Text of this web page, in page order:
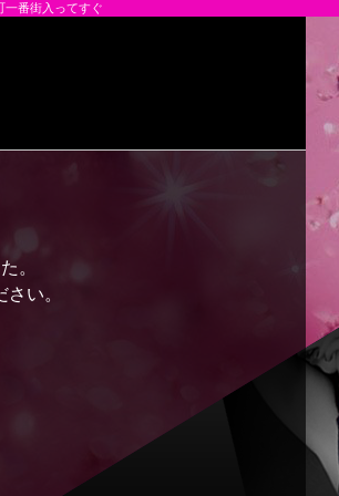
番街入ってすぐ
。
い。